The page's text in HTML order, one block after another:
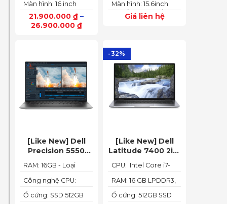
165Hz)
21.900.000₫ –
26.900.000 ₫
Màn hình: 16 inch
SlimBezel, sRGB
100%, Acer
6GB (140W)
Giá liên hệ
Màn hình: 15.6inch
FHD (1920x1080) IPS
300nits Anti-glare,
up to 4.40GHz, 12MB
Cache)
[Like New] Dell
Precision 5550
(Core i7-10850H,
RAM 16GB, SSD
512GB, Nvidia
Quadro T1000 4G,
Màn 15.6” FHD+)
Ổ cứng: SSD 512GB
Công nghệ CPU:
Core i7-10750H, 6
nhân, 12 luồng
RAM: 16GB - Loại
-32%
[Like New] Dell
Latitude 7400 2in1
TOUCH – Core i7
8665U | Ram 16G |
SSD 512G | màn
hình 14 inch FHD
Cảm ứng x360
Ổ cứng: 512GB SSD
RAM: 16 GB LPDDR3,
tốc độ 2133 MHz
CPU: Intel Core i7-